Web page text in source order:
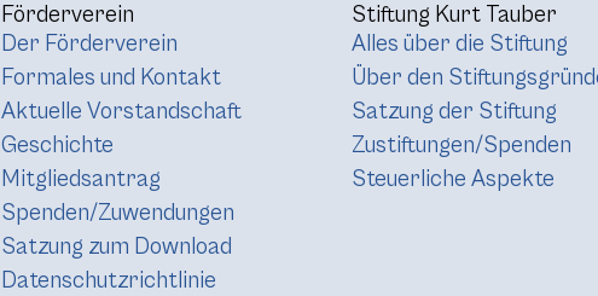
Förderverein
Der Förderverein
Formales und Kontakt
Aktuelle Vorstandschaft
Geschichte
Mitgliedsantrag
Spenden/Zuwendungen
Satzung zum Download
Datenschutzrichtlinie
Stiftung Kurt Tauber
Alles über die Stiftung
Über den
Satzung der Stiftung
Zustiftungen/Spenden
Steuerliche Aspekte